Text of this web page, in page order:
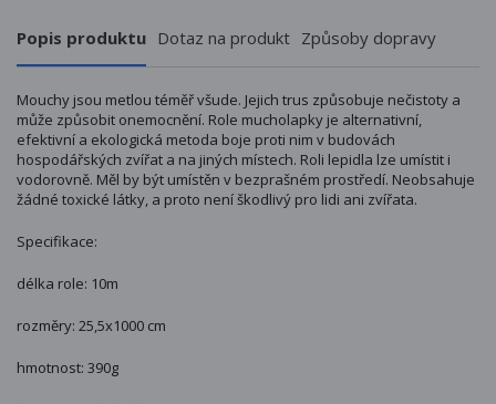
Popis produktu Dotaz na produkt Způsoby dopravy
Mouchy jsou metlou téměř všude. Jejich trus způsobuje nečistoty a
může způsobit onemocnění. Role mucholapky je alternativní,
efektivní a ekologická metoda boje proti nim v budovách
hospodářských zvířat a na jiných místech. Roli lepidla lze umístit i
vodorovně. Měl by být umístěn v bezprašném prostředí. Neobsahuje
žádné toxické látky, a proto není škodlivý pro lidi ani zvířata.
Specifikace:
délka role: 10m
rozměry: 25,5x1000 cm
hmotnost: 390g